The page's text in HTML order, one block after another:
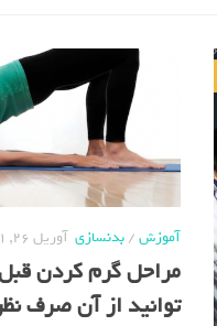
آموزش/بدنسازی آوریل 26, 2021
مراحل گرم کردن
توانید از آن صرف